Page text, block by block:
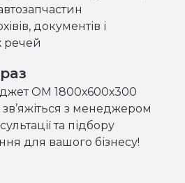
документів і
речей
ОМ 1800х600х300
з менеджером
та підбору
для вашого бізнесу!